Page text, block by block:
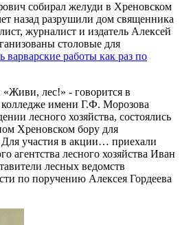
собирал желуди в Хреновском
назад разрушили дом священника
журналист и издатель Алексей
столовые для
варварские работы как раз по
«Живи, лес!» - говорится в
колледже имени Г.Ф. Морозова
лесного хозяйства, состоялись
Хреновском бору для
участия в акции… приехали
агентства лесного хозяйства Иван
лесных ведомств
по поручению Алексея Гордеева